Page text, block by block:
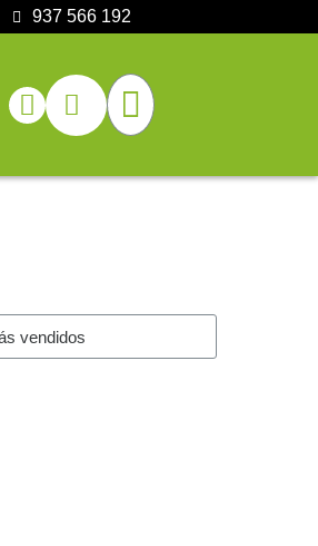
937 566 192